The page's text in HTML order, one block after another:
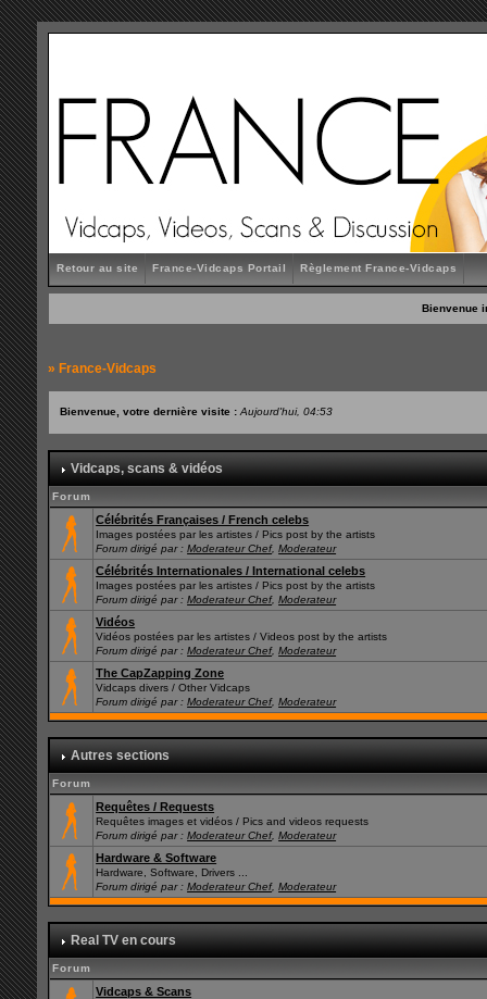
Retour au site France-Vidcaps Portail Règlement France-Vidcaps
Bienvenue
» France-Vidcaps
Bienvenue, votre dernière visite :Aujourd'hui, 04:53
Vidcaps, scans & vidéos
Forum
Célébrités Françaises / French celebs
Images postées par les artistes / Pics post by the artists
Forum dirigé par :Moderateur Chef,Moderateur
Célébrités Internationales / International celebs
Images postées par les artistes / Pics post by the artists
Forum dirigé par :Moderateur Chef,Moderateur
Vidéos
Vidéos postées par les artistes / Videos post by the artists
Forum dirigé par :Moderateur Chef,Moderateur
The CapZapping Zone
Vidcaps divers / Other Vidcaps
Forum dirigé par :Moderateur Chef,Moderateur
Autres sections
Forum
Requêtes / Requests
Requêtes images et vidéos / Pics and videos requests
Forum dirigé par :Moderateur Chef,Moderateur
Hardware & Software
Hardware, Software, Drivers ...
Forum dirigé par :Moderateur Chef,Moderateur
Real TV en cours
Forum
Vidcaps & Scans